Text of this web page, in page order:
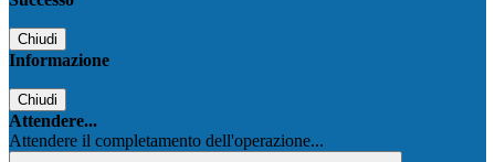
Chiudi
Informazione
Chiudi
Attendere...
Attendere il completamento dell'operazione...